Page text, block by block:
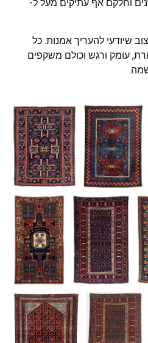
וחלקם אף עתיקים מעל ל-
שיודעי להעריך אמנות. כל
עומק ורגש וכולם משקפים